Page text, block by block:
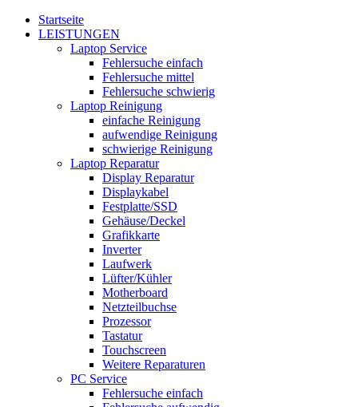
Startseite
LEISTUNGEN
Laptop Service
Fehlersuche einfach
Fehlersuche mittel
Fehlersuche schwierig
Laptop Reinigung
einfache Reinigung
aufwendige Reinigung
schwierige Reinigung
Laptop Reparatur
Display Reparatur
Displaykabel
Festplatte/SSD
Gehäuse/Deckel
Grafikkarte
Inverter
Laufwerk
Lüfter/Kühler
Motherboard
Netzteilbuchse
Prozessor
Tastatur
Touchscreen
Weitere Reparaturen
PC Service
Fehlersuche einfach